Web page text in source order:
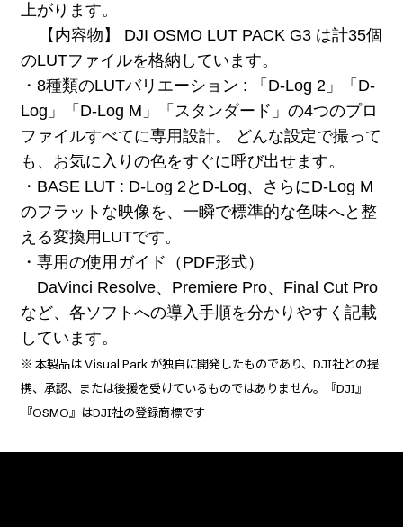
上がります。
【内容物】
DJI OSMO LUT PACK G3 は計35個
のLUTファイルを格納しています。
・8種類のLUTバリエーション : 「D-Log 2」「D-
Log」「D-Log M」「スタンダード」の4つのプロ
ファイルすべてに専用設計。 どんな設定で撮って
も、お気に入りの色をすぐに呼び出せます。
・BASE LUT : D-Log 2とD-Log、さらにD-Log M
のフラットな映像を、一瞬で標準的な色味へと整
える変換用LUTです。
・専用の使用ガイド（PDF形式）
DaVinci Resolve、Premiere Pro、Final Cut Pro
など、各ソフトへの導入手順を分かりやすく記載
しています。
※ 本製品は Visual Park が独自に開発したものであり、DJI社との提
携、承認、または後援を受けているものではありません。『DJI』
『OSMO』はDJI社の登録商標です